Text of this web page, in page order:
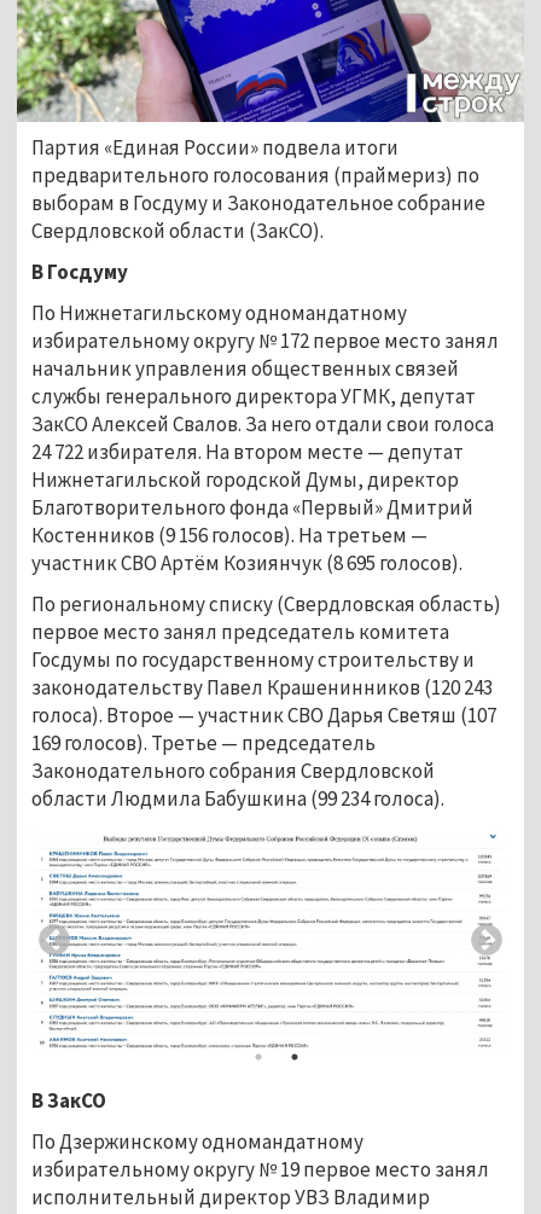
Партия «Единая России» подвела итоги
предварительного голосования (праймериз) по
выборам в Госдуму и Законодательное собрание
Свердловской области (ЗакСО).
В Госдуму
По Нижнетагильскому одномандатному
избирательному округу № 172 первое место занял
начальник управления общественных связей
службы генерального директора УГМК, депутат
ЗакСО Алексей Свалов. За него отдали свои голоса
24 722 избирателя. На втором месте — депутат
Нижнетагильской городской Думы, директор
Благотворительного фонда «Первый» Дмитрий
Костенников (9 156 голосов). На третьем —
участник СВО Артём Козиянчук (8 695 голосов).
По региональному списку (Свердловская область)
первое место занял председатель комитета
Госдумы по государственному строительству и
законодательству Павел Крашенинников (120 243
голоса). Второе — участник СВО Дарья Светяш (107
169 голосов). Третье — председатель
Законодательного собрания Свердловской
области Людмила Бабушкина (99 234 голоса).
В ЗакСО
По Дзержинскому одномандатному
избирательному округу № 19 первое место занял
исполнительный директор УВЗ Владимир